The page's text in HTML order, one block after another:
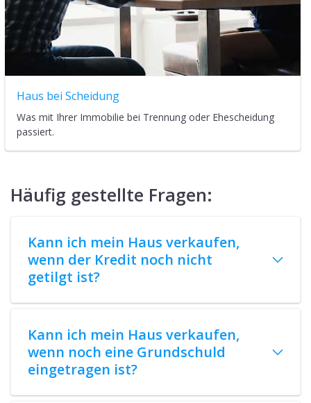
Haus bei Scheidung
Was mit Ihrer Immobilie bei Trennung oder Ehescheidung
passiert.
Häufig gestellte Fragen:
Kann ich mein Haus verkaufen,
wenn der Kredit noch nicht
getilgt ist?
Kann ich mein Haus verkaufen,
wenn noch eine Grundschuld
eingetragen ist?